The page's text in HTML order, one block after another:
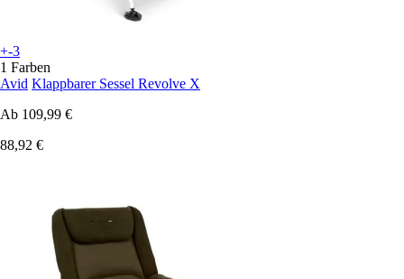
+-3
1 Farben
Avid Klappbarer Sessel Revolve X
Ab 109,99 €
88,92 €